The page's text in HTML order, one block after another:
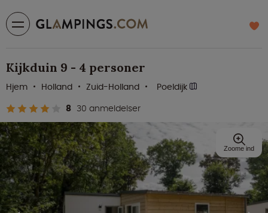
Kijkduin 9 - 4 personer
8 30 anmeldelser
Hjem Holland Zuid-Holland Poeldijk
Zoome ind